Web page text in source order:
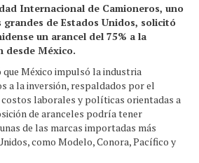
Internacional de Camioneros, uno
grandes de Estados Unidos, solicitó
un arancel del 75% a la
desde México.
México impulsó la industria
a la inversión, respaldados por el
laborales y políticas orientadas a
de aranceles podría tener
de las marcas importadas más
como Modelo, Conora, Pacífico y